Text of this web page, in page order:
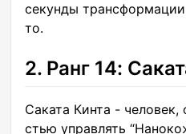
секунды
то.
2. Ранг 14:
Саката Кинта -
стью управлять